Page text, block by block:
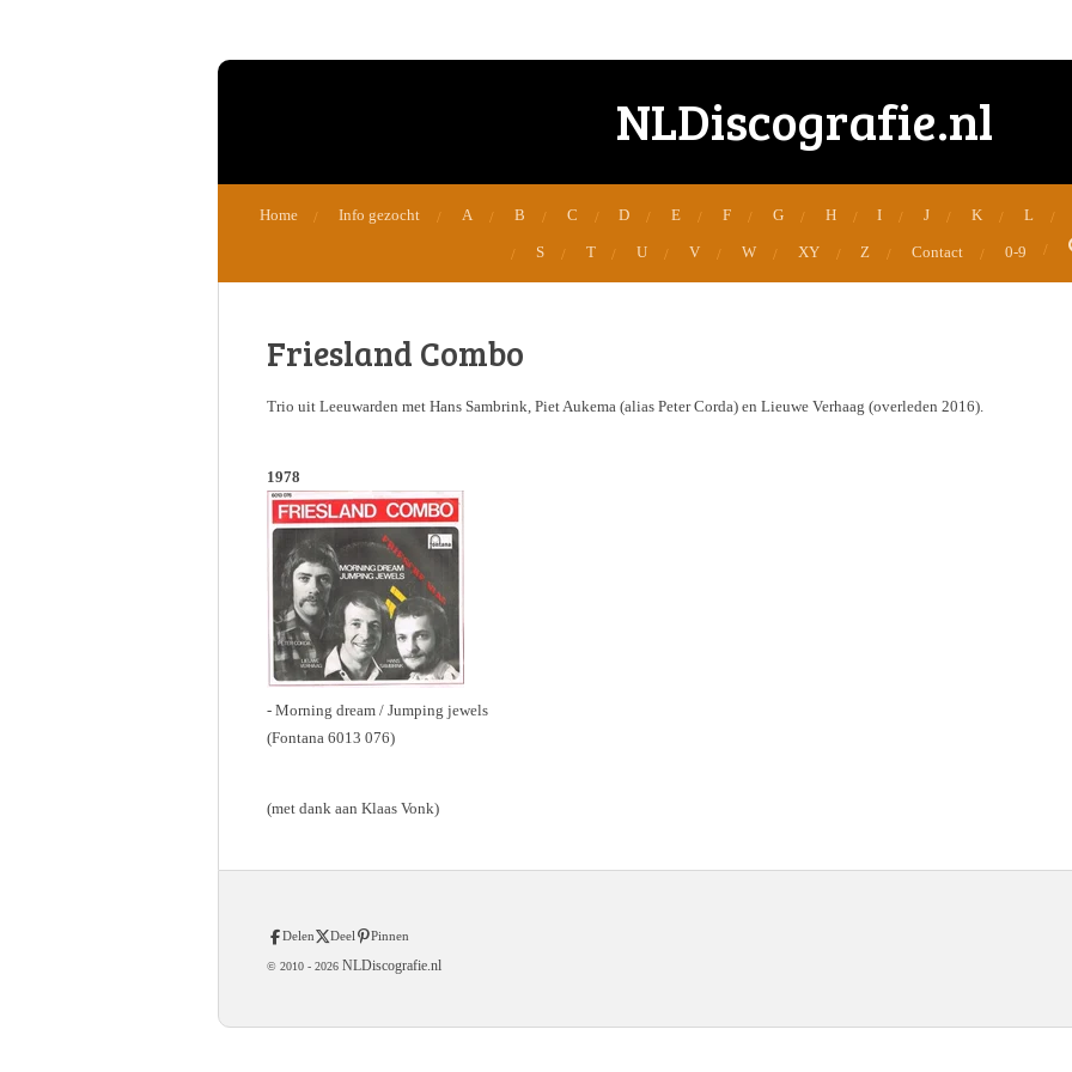
NLDiscografie.nl
Home Info gezocht A B C D E F G H I J K L
S T U V W XY Z Contact 0-9
Friesland Combo
Trio uit Leeuwarden met Hans Sambrink, Piet Aukema (alias Peter Corda) en Lieuwe Verhaag (overleden 2016).
1978
- Morning dream / Jumping jewels
(Fontana 6013 076)
(met dank aan Klaas Vonk)
Delen Deel Pinnen
© 2010 - 2026 NLDiscografie.nl